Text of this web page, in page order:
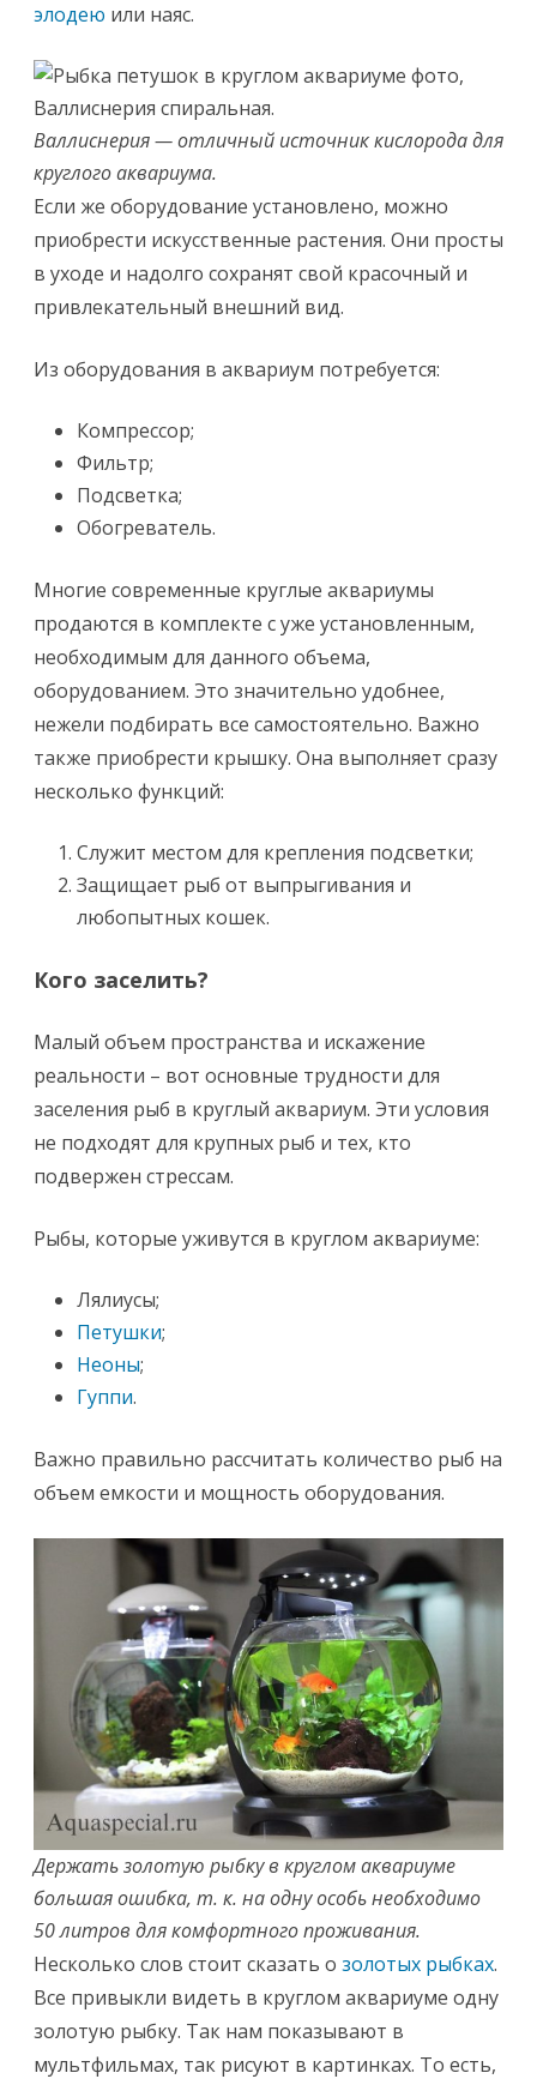
элодею или наяс.
Валлиснерия — отличный источник кислорода для
круглого аквариума.
Если же оборудование установлено, можно
приобрести искусственные растения. Они просты
в уходе и надолго сохранят свой красочный и
привлекательный внешний вид.
Из оборудования в аквариум потребуется:
Компрессор;
Фильтр;
Подсветка;
Обогреватель.
Многие современные круглые аквариумы
продаются в комплекте с уже установленным,
необходимым для данного объема,
оборудованием. Это значительно удобнее,
нежели подбирать все самостоятельно. Важно
также приобрести крышку. Она выполняет сразу
несколько функций:
Служит местом для крепления подсветки;
Защищает рыб от выпрыгивания и
любопытных кошек.
Кого заселить?
Малый объем пространства и искажение
реальности – вот основные трудности для
заселения рыб в круглый аквариум. Эти условия
не подходят для крупных рыб и тех, кто
подвержен стрессам.
Рыбы, которые уживутся в круглом аквариуме:
Лялиусы;
Петушки;
Неоны;
Гуппи.
Важно правильно рассчитать количество рыб на
объем емкости и мощность оборудования.
Держать золотую рыбку в круглом аквариуме
большая ошибка, т. к. на одну особь необходимо
50 литров для комфортного проживания.
Несколько слов стоит сказать о золотых рыбках.
Все привыкли видеть в круглом аквариуме одну
золотую рыбку. Так нам показывают в
мультфильмах, так рисуют в картинках. То есть,